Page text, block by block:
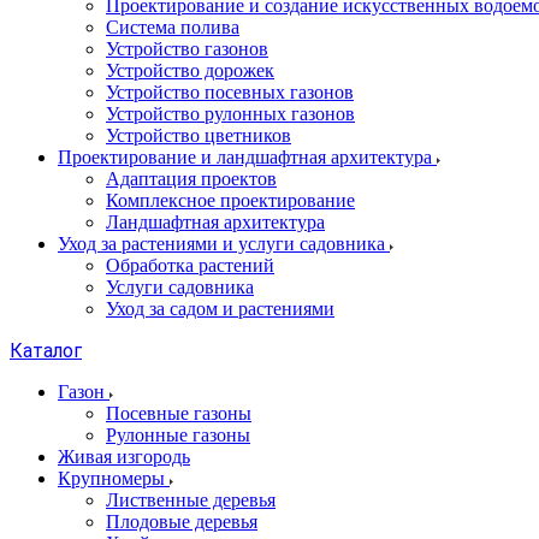
Проектирование и создание искусственных
Система полива
Устройство газонов
Устройство дорожек
Устройство посевных газонов
Устройство рулонных газонов
Устройство цветников
Проектирование и ландшафтная архитектура
Адаптация проектов
Комплексное проектирование
Ландшафтная архитектура
Уход за растениями и услуги садовника
Обработка растений
Услуги садовника
Уход за садом и растениями
Каталог
Газон
Посевные газоны
Рулонные газоны
Живая изгородь
Крупномеры
Лиственные деревья
Плодовые деревья